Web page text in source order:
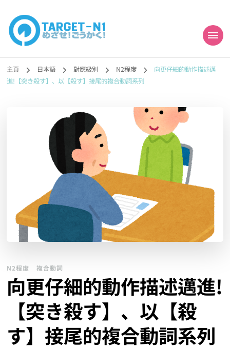
目標!!日本語能力試
N1合格
勉強コンテンツも追加予定!!】
主頁 日本語 對應級別 N2程度
向更仔細的動作描述邁
進!【突き殺す】、以【殺す】接尾的複合動詞系列
N2程度 複合動詞
向更仔細的動作描述邁進!
【突き殺す】、以【殺
す】接尾的複合動詞系列